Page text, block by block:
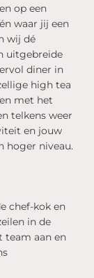
op een
waar jij een
wij dé
uitgebreide
diner in
high tea
met het
telkens weer
en jouw
hoger niveau.
chef-kok en
in de
team aan en